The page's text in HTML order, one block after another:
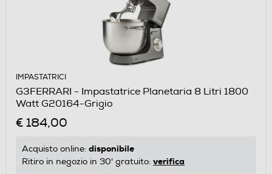
IMPASTATRICI
G3FERRARI - Impastatrice Planetaria 8 Litri 1800
Watt G20164-Grigio
€ 184,00
Acquisto online: disponibile
Ritiro in negozio in 30' gratuito: verifica